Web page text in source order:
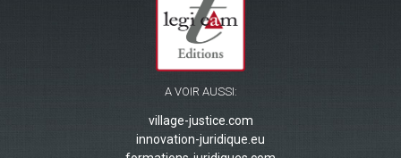
A VOIR AUSSI:
village-justice.com
innovation-juridique.eu